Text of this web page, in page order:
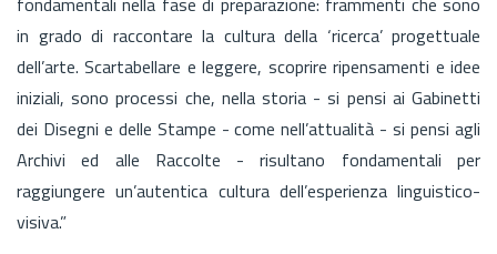
in grado di raccontare la cultura della ‘ricerca’ progettuale
dell’arte. Scartabellare e leggere, scoprire ripensamenti e idee
iniziali, sono processi che, nella storia - si pensi ai Gabinetti
dei Disegni e delle Stampe - come nell’attualità - si pensi agli
Archivi ed alle Raccolte - risultano fondamentali per
raggiungere un’autentica cultura dell’esperienza linguistico-
visiva.”